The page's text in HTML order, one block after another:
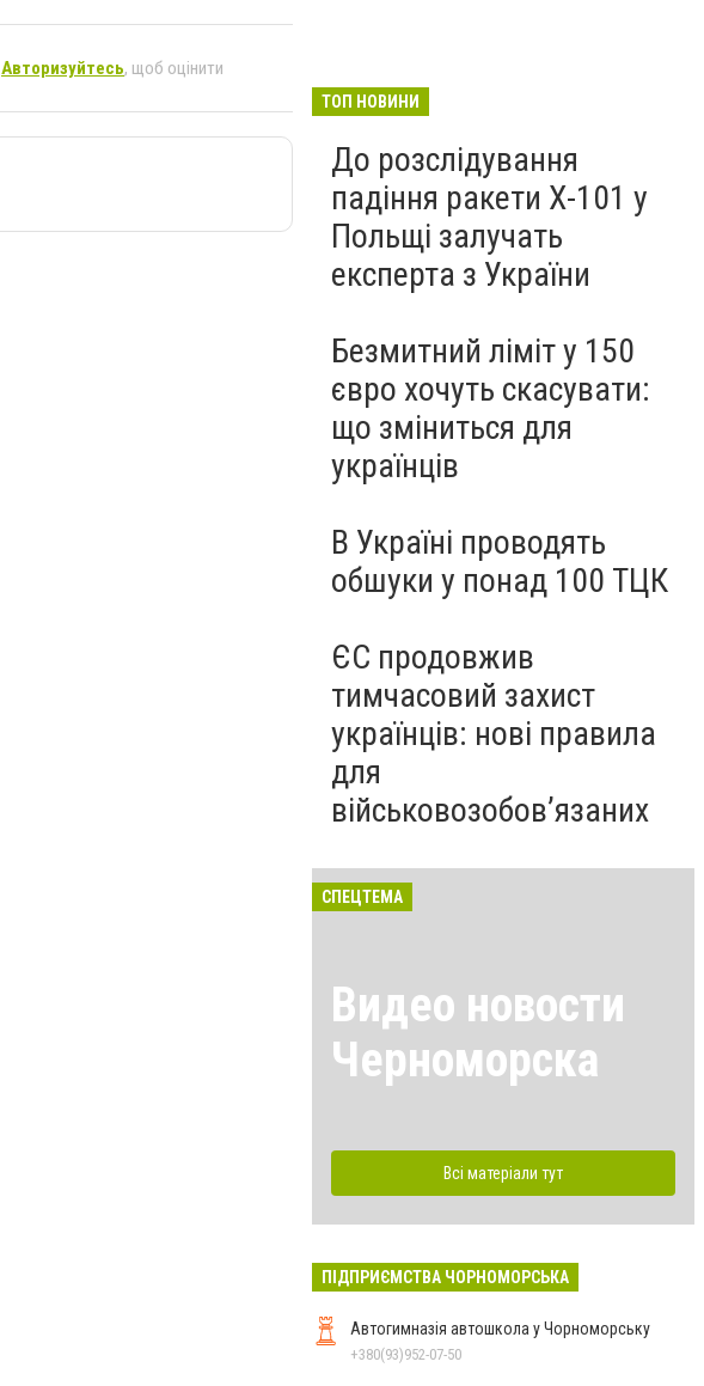
Авторизуйтесь, щоб оцінити
ТОП НОВИНИ
До розслідування
падіння ракети Х-101 у
Польщі залучать
експерта з України
Безмитний ліміт у 150
євро хочуть скасувати:
що зміниться для
українців
В Україні проводять
обшуки у понад 100 ТЦК
ЄС продовжив
тимчасовий захист
українців: нові правила
для
військовозобов’язаних
СПЕЦТЕМА
Видео новости
Черноморска
Всі матеріали тут
ПІДПРИЄМСТВА ЧОРНОМОРСЬКА
Автогимназія автошкола у Чорноморську
+380(93)952-07-50